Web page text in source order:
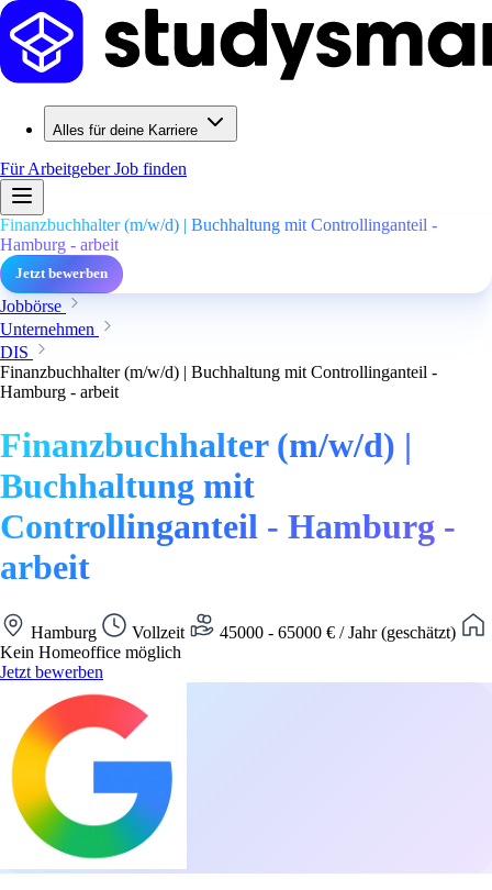
Alles für deine Karriere
Für ArbeitgeberJob finden
Finanzbuchhalter (m/w/d) | Buchhaltung mit Controllinganteil -
Hamburg - arbeit
Jetzt bewerben
Jobbörse
Unternehmen
DIS
Finanzbuchhalter (m/w/d) | Buchhaltung mit Controllinganteil -
Hamburg - arbeit
Finanzbuchhalter (m/w/d) |
Buchhaltung mit
Controllinganteil - Hamburg -
arbeit
Hamburg Vollzeit
45000 - 65000 € / Jahr (geschätzt)
Kein Homeoffice möglich
Jetzt bewerben